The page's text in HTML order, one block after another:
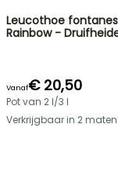
Leucothoe
Rainbow -
Vanaf€ 20,50
Pot van 2 l/3 l
Verkrijgbaar in 2 maten